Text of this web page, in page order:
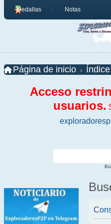
Medallas Notas
Página de inicio
Acceso
usuarios.